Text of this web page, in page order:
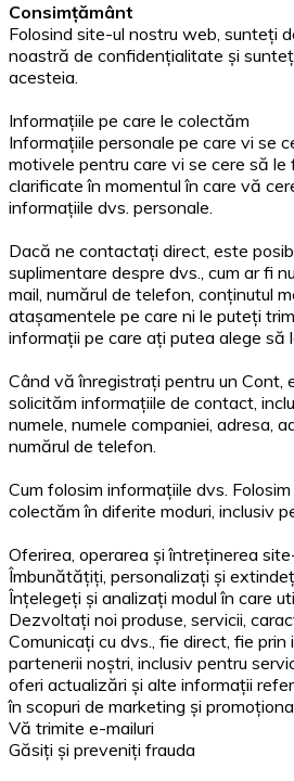
Consimțământ
Folosind site-ul nostru web, sunteți
noastră de confidențialitate și
acesteia.
Informațiile pe care le colectăm
Informațiile personale pe care vi se
motivele pentru care vi se cere să
clarificate în momentul în care vă
informațiile dvs. personale.
Dacă ne contactați direct, este
suplimentare despre dvs., cum ar fi
mail, numărul de telefon, conținutul
atașamentele pe care ni le puteți
informații pe care ați putea alege să
Când vă înregistrați pentru un Cont,
solicităm informațiile de contact,
numele, numele companiei, adresa,
numărul de telefon.
Cum folosim informațiile dvs.
colectăm în diferite moduri, inclusiv
Oferirea, operarea și întreținerea
Îmbunătățiți, personalizați și
Înțelegeți și analizați modul în care
Dezvoltați noi produse, servicii,
Comunicați cu dvs., fie direct, fie prin
partenerii noștri, inclusiv pentru
oferi actualizări și alte informații
în scopuri de marketing și
Vă trimite e-mailuri
Găsiți și preveniți frauda